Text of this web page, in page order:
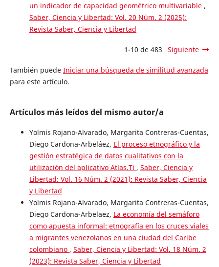
un indicador de capacidad geométrico multivariable ,
Saber, Ciencia y Libertad: Vol. 20 Núm. 2 (2025):
Revista Saber, Ciencia y Libertad
1-10 de 483 Siguiente
También puede Iniciar una búsqueda de similitud avanzada
para este artículo.
Artículos más leídos del mismo autor/a
Yolmis Rojano-Alvarado, Margarita Contreras-Cuentas,
Diego Cardona-Arbeláez, El proceso etnográfico y la
gestión estratégica de datos cualitativos con la
utilización del aplicativo Atlas.Ti , Saber, Ciencia y
Libertad: Vol. 16 Núm. 2 (2021): Revista Saber, Ciencia
y Libertad
Yolmis Rojano-Alvarado, Margarita Contreras-Cuentas,
Diego Cardona-Arbelaez, La economía del semáforo
como apuesta informal: etnografía en los cruces viales
a migrantes venezolanos en una ciudad del Caribe
colombiano , Saber, Ciencia y Libertad: Vol. 18 Núm. 2
(2023): Revista Saber, Ciencia y Libertad